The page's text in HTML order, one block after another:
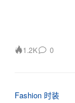
1.2K 0
Fashion 时装